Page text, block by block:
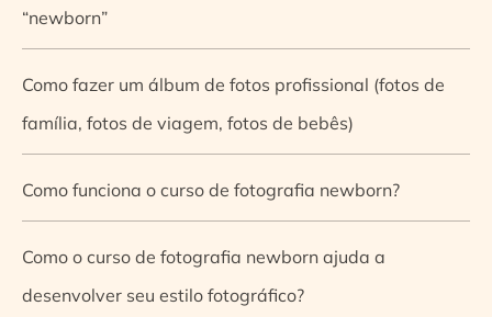
“newborn”
Como fazer um álbum de fotos profissional (fotos de
família, fotos de viagem, fotos de bebês)
Como funciona o curso de fotografia newborn?
Como o curso de fotografia newborn ajuda a
desenvolver seu estilo fotográfico?